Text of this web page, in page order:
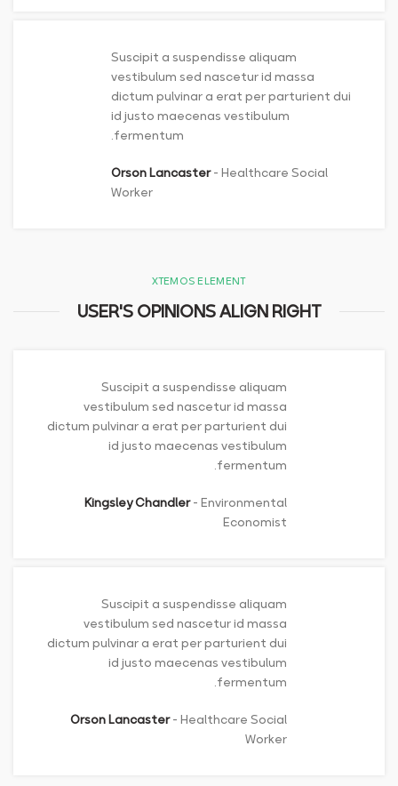
Suscipit a suspendisse aliquam
vestibulum sed nascetur id massa
dictum pulvinar a erat per parturient dui
id justo maecenas vestibulum
fermentum.
Orson Lancaster Healthcare Social
Worker
XTEMOS ELEMENT
USER'S OPINIONS ALIGN RIGHT
Suscipit a suspendisse aliquam
vestibulum sed nascetur id massa
dictum pulvinar a erat per parturient dui
id justo maecenas vestibulum
fermentum.
Kingsley Chandler Environmental
Economist
Suscipit a suspendisse aliquam
vestibulum sed nascetur id massa
dictum pulvinar a erat per parturient dui
id justo maecenas vestibulum
fermentum.
Orson Lancaster Healthcare Social
Worker